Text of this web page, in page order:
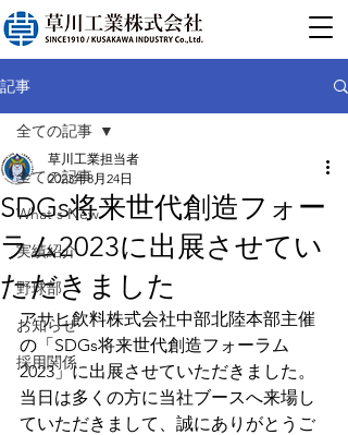
記事
全ての記事
What's New
実績紹介
野球部
お知らせ
採用関係
全ての記事
SDGs将来世代創造フォー
ラム2023に出展させてい
ただきました
草川工業担当者
2023年8月24日
アサヒ飲料株式会社中部北陸本部主催
の「SDGs将来世代創造フォーラム
2023」に出展させていただきました。
当日は多くの方に当社ブースへ来場し
ていただきまして、誠にありがとうご